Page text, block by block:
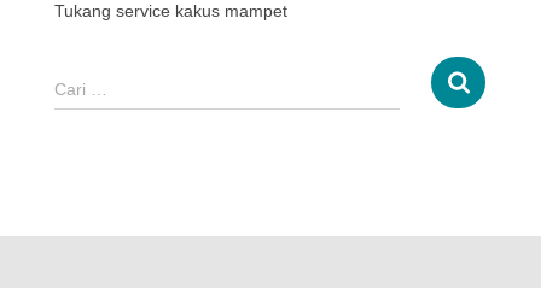
Tukang service kakus mampet
Cari …